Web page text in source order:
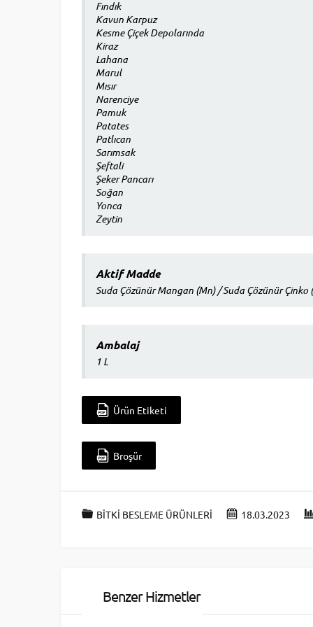
Fındık
Kavun Karpuz
Kesme Çiçek Depolarında
Kiraz
Lahana
Marul
Mısır
Narenciye
Pamuk
Patates
Patlıcan
Sarımsak
Şeftali
Şeker Pancarı
Soğan
Yonca
Zeytin
Aktif Madde
Suda Çözünür Mangan (Mn) / Suda Çözünür Çinko
Ambalaj
1 L
Ürün Etiketi
Broşür
BİTKİ BESLEME ÜRÜNLERİ 18.03.2023
Benzer Hizmetler